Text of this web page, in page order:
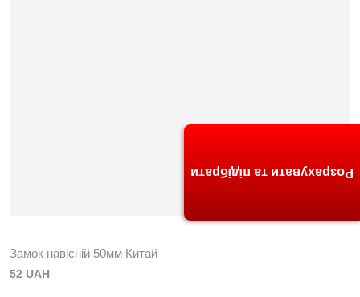
Замок навісній 50мм Китай
52 UAH
Розрахувати та підібрати